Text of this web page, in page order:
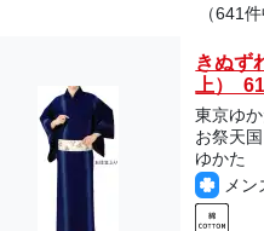
（641
きぬず
上）
東京ゆ
お祭天
ゆかた
メン